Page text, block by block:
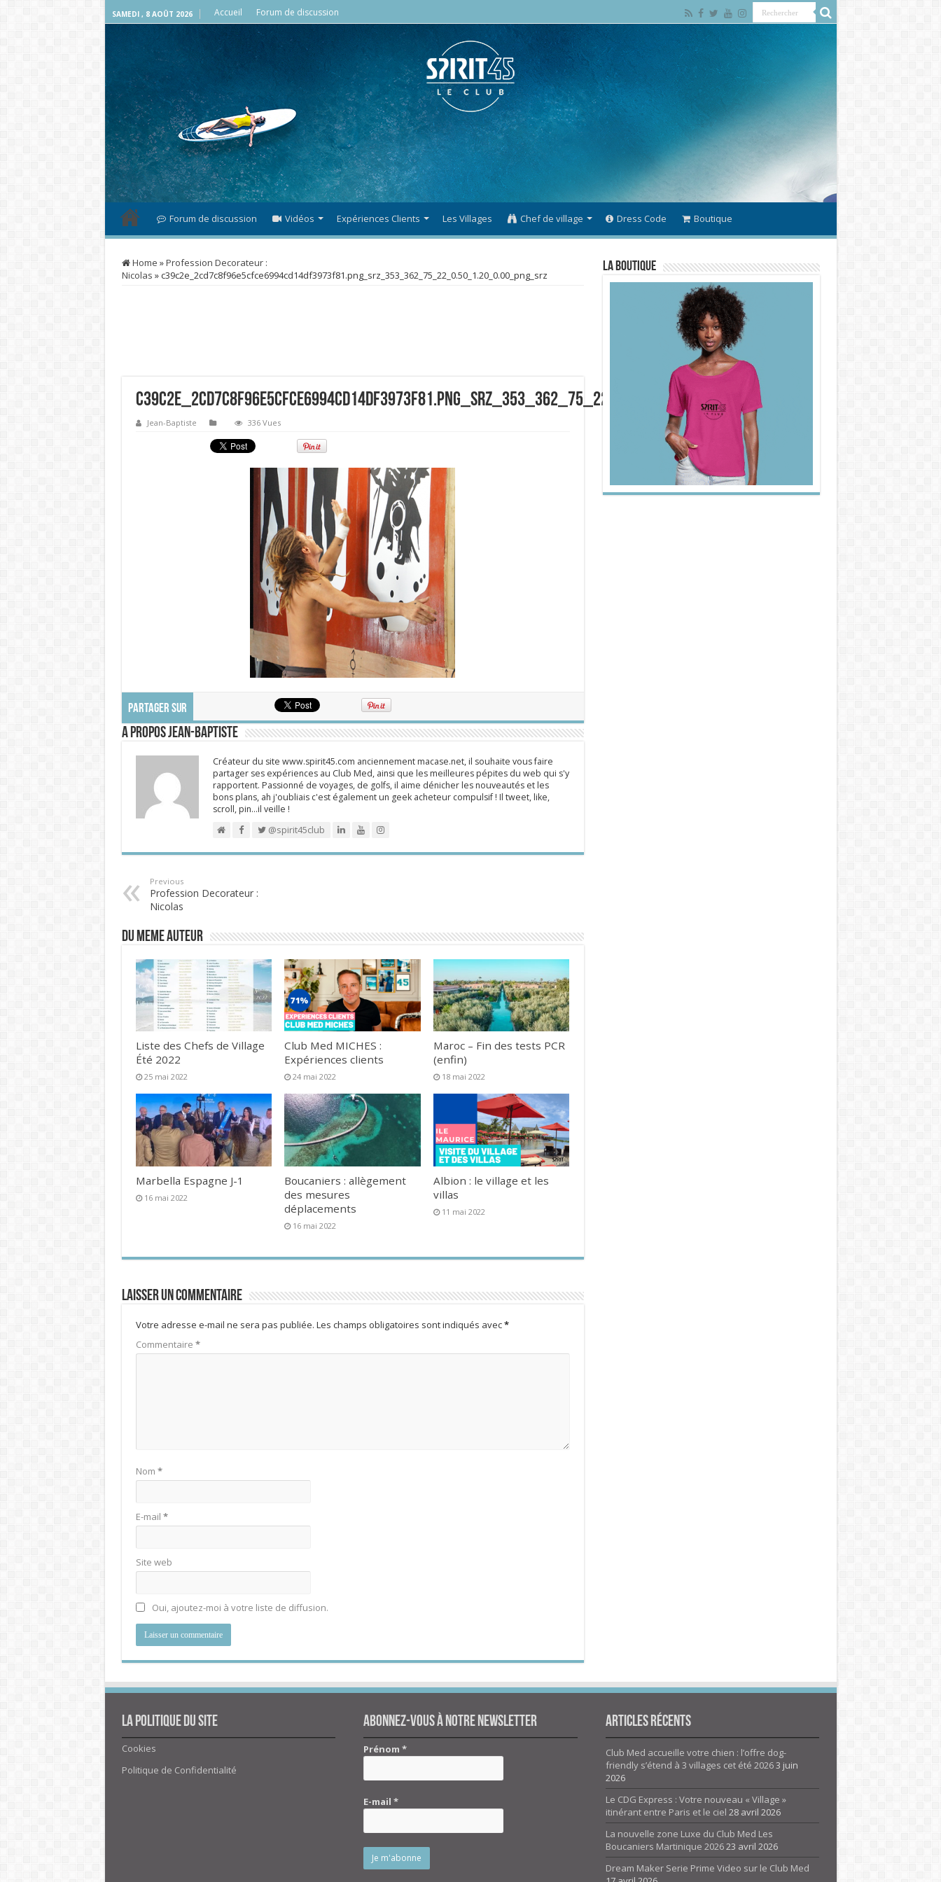
SAMEDI , 8 AOÛT 2026 Accueil Forum de discussion
Forum de discussion Vidéos Expériences Clients Les Villages Chef de village Dress Code Boutique
Home »Profession Decorateur :
Nicolas »c39c2e_2cd7c8f96e5cfce6994cd14df3973f81.png_srz_353_362_75_22_0.50_1.20_0.00_png_srz
c39c2e_2cd7c8f96e5cfce6994cd14df3973f81.png_srz_353_362_75_22_0.50_1.20_0.00_png_srz
Jean-Baptiste 336 Vues
PARTAGER SUR
A propos Jean-Baptiste
Créateur du site www.spirit45.com anciennement macase.net, il souhaite vous faire
partager ses expériences au Club Med, ainsi que les meilleures pépites du web qui s'y
rapportent. Passionné de voyages, de golfs, il aime dénicher les nouveautés et les
bons plans, ah j'oubliais c'est également un geek acheteur compulsif ! Il tweet, like,
scroll, pin…il veille !
@spirit45club
Previous
Profession Decorateur :
Nicolas
DU MEME AUTEUR
Liste des Chefs de Village
Été 2022
25 mai 2022
Club Med MICHES :
Expériences clients
24 mai 2022
Maroc – Fin des tests PCR
(enfin)
18 mai 2022
Marbella Espagne J-1
16 mai 2022
Boucaniers : allègement
des mesures
déplacements
16 mai 2022
Albion : le village et les
villas
11 mai 2022
Laisser un commentaire
Votre adresse e-mail ne sera pas publiée. Les champs obligatoires sont indiqués avec*
Commentaire *
Nom *
E-mail *
Site web
Oui, ajoutez-moi à votre liste de diffusion.
La Boutique
La politique du site
Cookies
Politique de Confidentialité
Abonnez-vous à notre newsletter
Prénom*
E-mail*
Articles Récents
Club Med accueille votre chien : l’offre dog-
friendly s’étend à 3 villages cet été 20263 juin
2026
Le CDG Express : Votre nouveau « Village »
itinérant entre Paris et le ciel 28 avril 2026
La nouvelle zone Luxe du Club Med Les
Boucaniers Martinique 202623 avril 2026
Dream Maker Serie Prime Video sur le Club Med